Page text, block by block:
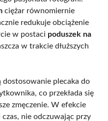
ciężar równomiernie
redukuje obciążenie
w postaci poduszek na
w trakcie dłuższych
dostosowanie plecaka do
co przekłada się
zmęczenie. W efekcie
czas, nie odczuwając przy